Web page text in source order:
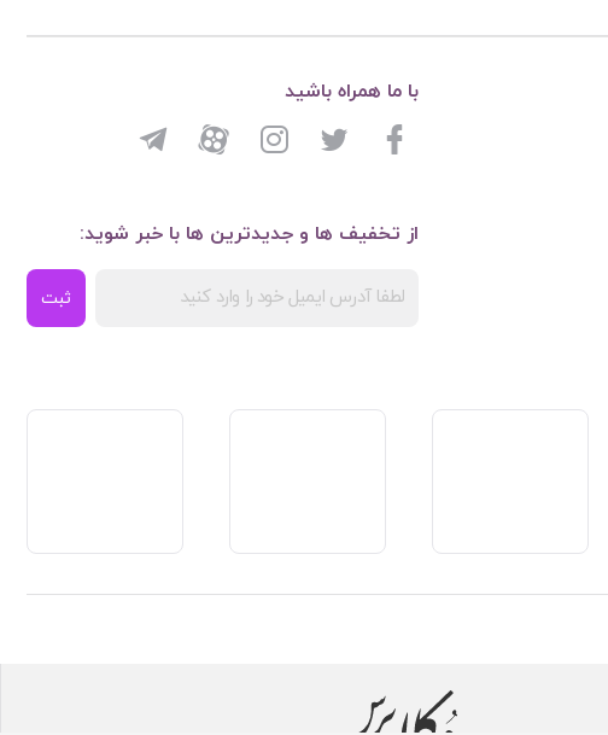
از تخفیف ها و جدیدترین ها با خبر شوید:
ثبت
با ما همراه باشید